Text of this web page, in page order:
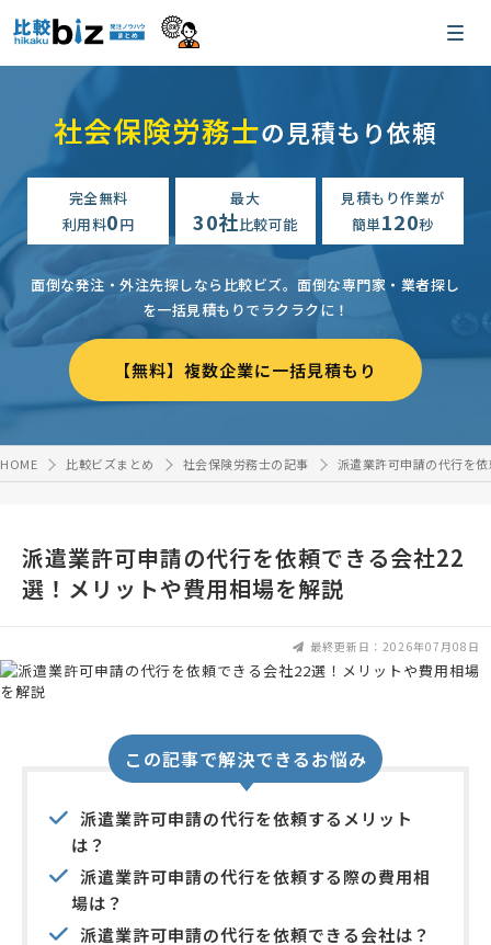
社会保険労務士の見積もり依頼
完全無料
利用料0円
最大
30社比較可能
見積もり作業が
簡単120秒
面倒な発注・外注先探しなら比較ビズ。 面倒な専門家・業者探し
を一括見積もりでラクラクに！
【無料】複数企業に一括見積もり
HOME 比較ビズまとめ 社会保険労務士の記事 派遣業許可申請の代行を
派遣業許可申請の代行を依頼できる会社22
選！メリットや費用相場を解説
最終更新日：2026年07月08日
この記事で解決できるお悩み
派遣業許可申請の代行を依頼するメリット
は？
派遣業許可申請の代行を依頼する際の費用相
場は？
派遣業許可申請の代行を依頼できる会社は？